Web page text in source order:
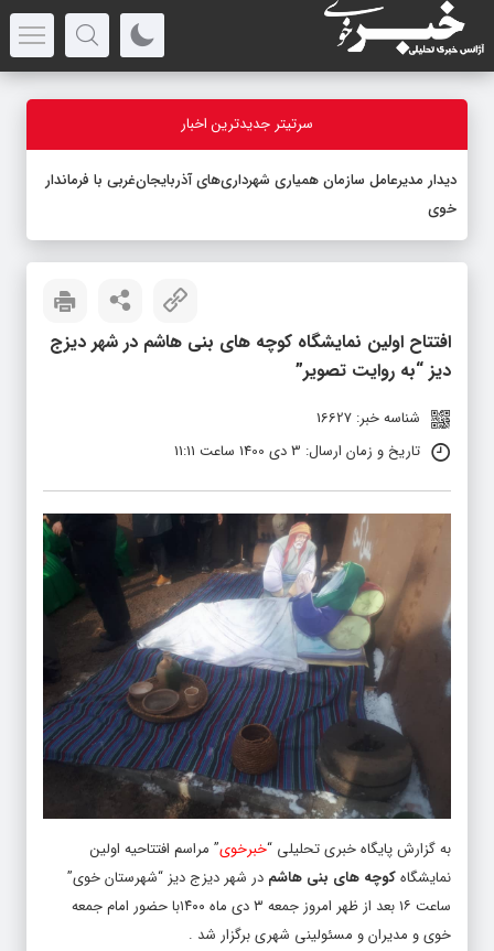
سرتیتر جدیدترین اخبار
دیدار مدیرعامل سازمان همیاری شهرداری‌های آذربایجان‌غربی با فرماندار
خوی
افتتاح اولین نمایشگاه کوچه های بنی هاشم در شهر دیزج
دیز “به روایت تصویر”
شناسه خبر: 16627
تاریخ و زمان ارسال: 3 دی 1400 ساعت 11:11
به گزارش پایگاه خبری تحلیلی “خبرخوی” مراسم افتتاحیه اولین
نمایشگاهکوچه های بنی هاشم در شهر دیزج دیز “شهرستان خوی”
ساعت ۱۶ بعد از ظهر امروز جمعه ۳ دی ماه ۱۴۰۰با حضور امام جمعه
خوی و مدیران و مسئولینی شهری برگزار شد .